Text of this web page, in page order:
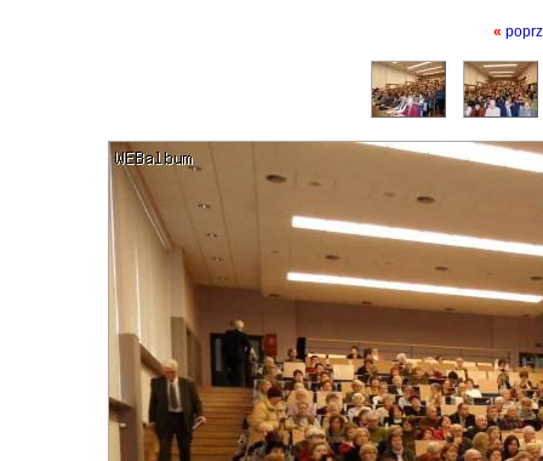
«